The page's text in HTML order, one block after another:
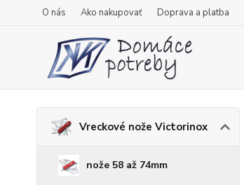
O nás Ako nakupovať Doprava a platba
Vreckové nože Victorinox
nože 58 až 74mm